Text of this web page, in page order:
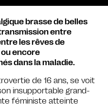
brasse de belles
entre
les rêves de
encore
dans la maladie.
de 16 ans, se voit
insupportable grand-
féministe atteinte